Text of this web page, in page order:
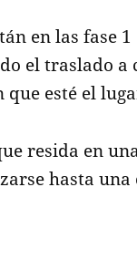
en las fase
el traslado a
esté el
resida en
hasta una